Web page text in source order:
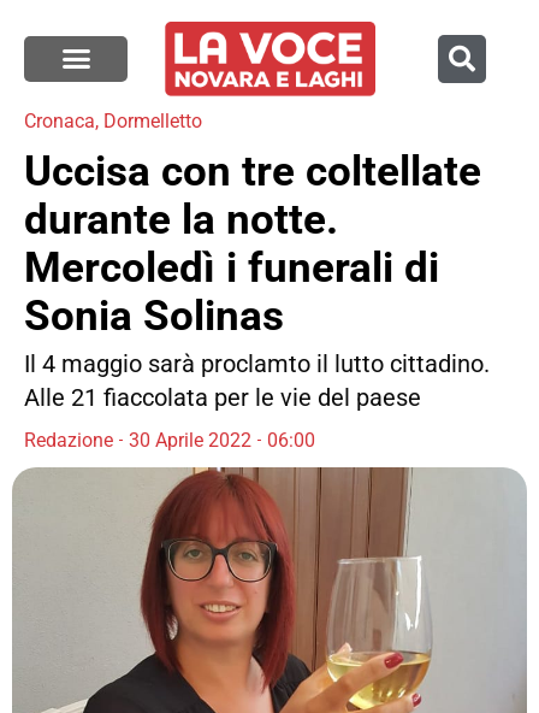
Cronaca, Dormelletto
Uccisa con tre coltellate
durante la notte.
Mercoledì i funerali di
Sonia Solinas
Il 4 maggio sarà proclamto il lutto cittadino.
Alle 21 fiaccolata per le vie del paese
Redazione 30 Aprile 2022 06:00